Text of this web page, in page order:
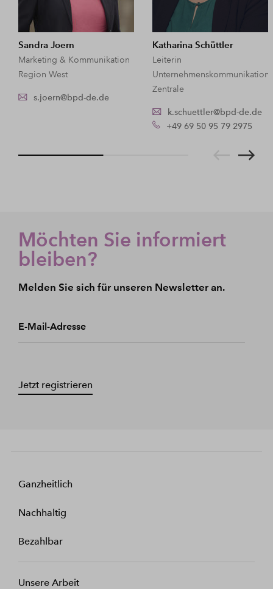
Sandra Joern
Marketing & Kommunikation
Region West
s.joern@bpd-de.de
Katharina Schüttler
Leiterin
Unternehmenskommunikation
Zentrale
k.schuettler@bpd-de.de
+49 69 50 95 79 2975
Möchten Sie informiert
bleiben?
Melden Sie sich für unseren Newsletter an.
E-Mail-Adresse
Jetzt registrieren
Ganzheitlich
Nachhaltig
Bezahlbar
Unsere Arbeit